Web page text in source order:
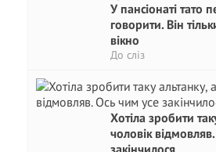
У пансіонаті тато
говорити. Він
вікно
До сліз
Хотіла зробити
чоловік
закінчилося